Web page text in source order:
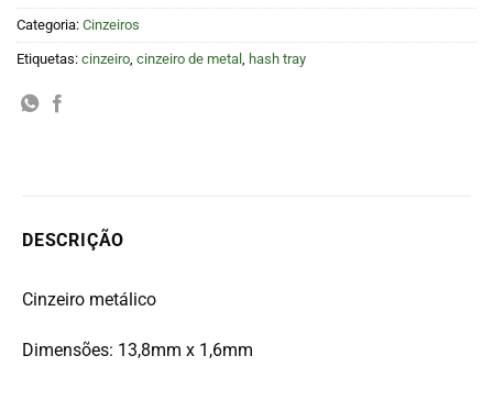
Categoria: Cinzeiros
Etiquetas: cinzeiro cinzeiro de metal hash tray
DESCRIÇÃO
Cinzeiro metálico
Dimensões: 13,8mm x 1,6mm